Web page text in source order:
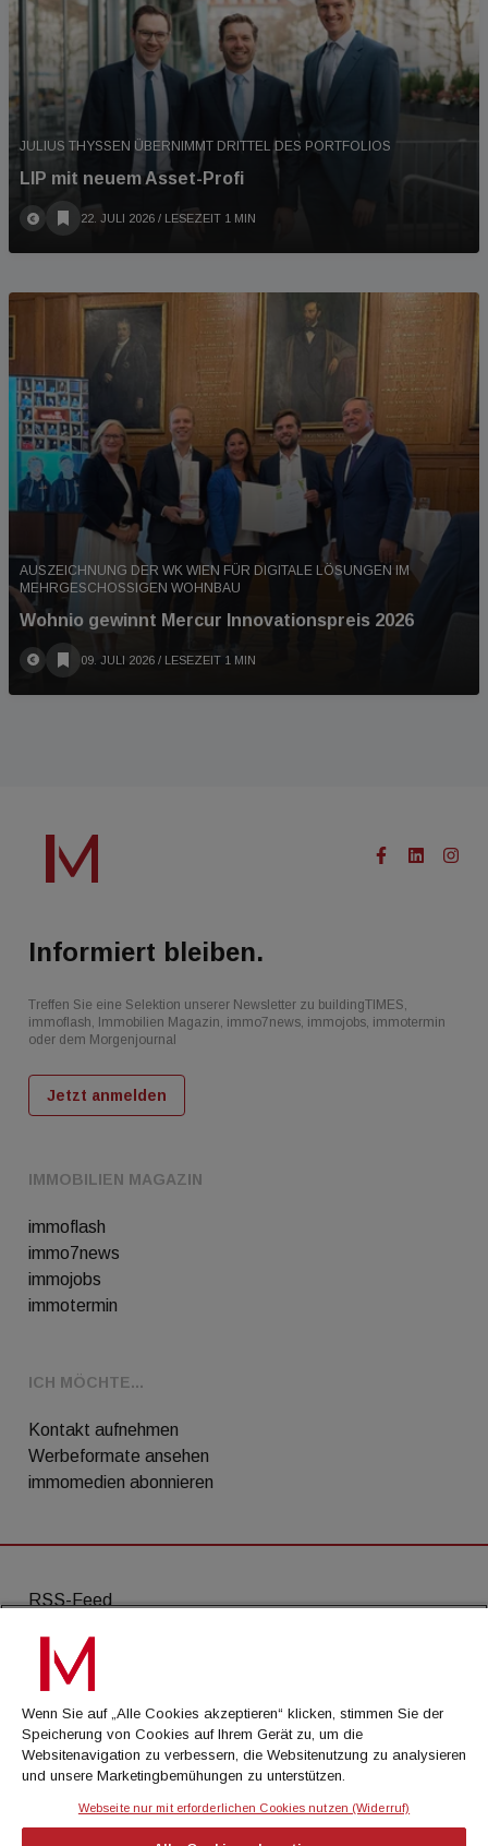
JULIUS THYSSEN ÜBERNIMMT DRITTEL DES PORTFOLIOS
LIP mit neuem Asset-Profi
22. JULI 2026 / LESEZEIT 1 MIN
AUSZEICHNUNG DER WK WIEN FÜR DIGITALE LÖSUNGEN IM
MEHRGESCHOSSIGEN WOHNBAU
Wohnio gewinnt Mercur Innovationspreis 2026
09. JULI 2026 / LESEZEIT 1 MIN
IMMOBILIEN MAGAZIN
immoflash
immo7news
immojobs
immotermin
ICH MÖCHTE...
Kontakt aufnehmen
Werbeformate ansehen
immomedien abonnieren
Informiert bleiben.
Treffen Sie eine Selektion unserer Newsletter zu buildingTIMES,
immoflash, Immobilien Magazin, immo7news, immojobs, immotermin
oder dem Morgenjournal
Jetzt anmelden
RSS-Feed
AGB
Datenschutz
Kontakt
Impressum
Wenn Sie auf „Alle Cookies akzeptieren“ klicken, stimmen Sie der
Speicherung von Cookies auf Ihrem Gerät zu, um die
Websitenavigation zu verbessern, die Websitenutzung zu analysieren
und unsere Marketingbemühungen zu unterstützen.
Webseite nur mit erforderlichen Cookies nutzen (Widerruf)